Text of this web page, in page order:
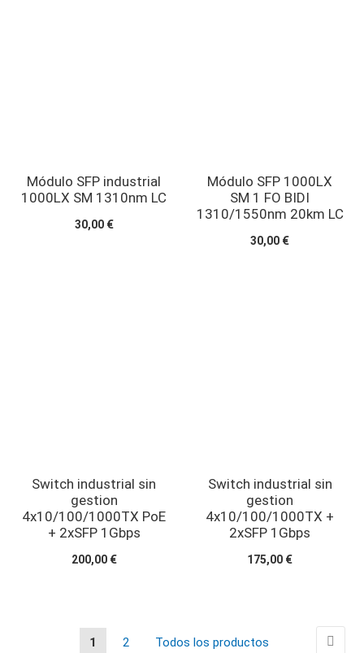
Módulo SFP industrial
1000LX SM 1310nm LC
30,00 €
Módulo SFP 1000LX
SM 1 FO BIDI
1310/1550nm 20km LC
30,00 €
Switch industrial sin
gestion
4x10/100/1000TX PoE
+ 2xSFP 1Gbps
200,00 €
Switch industrial sin
gestion
4x10/100/1000TX +
2xSFP 1Gbps
175,00 €
Página
Actualmente
1 Página
2 Página
Todos los productos